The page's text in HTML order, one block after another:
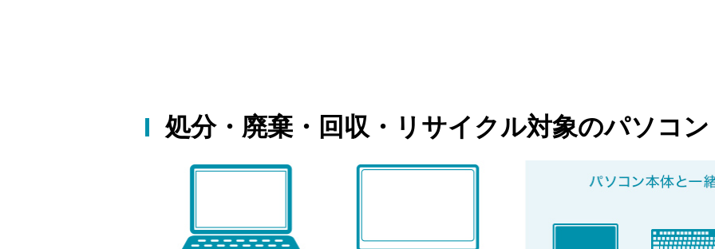
処分・廃棄・回収・リサイクル対象のパソコン